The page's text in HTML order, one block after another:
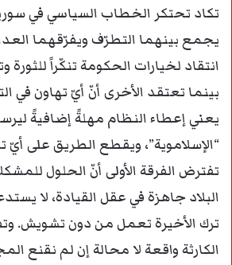
تكاد تحتكر الخطاب السياسي في
يجمع بينهما التطرّف ويفرّقهما
انتقاد لخيارات الحكومة تنكّراً للثورة
بينما تعتقد الأخرى أنّ أيّ تهاون في
يعني إعطاء النظام مهلةً إضافيةً
“الإسلاموية”، ويقطع الطريق على
تفترض الفرقة الأولى أنّ الحلول
البلاد جاهزة في عقل القيادة، لا
ترك الأخيرة تعمل من دون تشويش.
الكارثة واقعة لا محالة إن لم نقنع